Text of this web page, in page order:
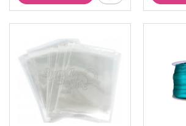
Eclair - Macarons
Pungi celofan
Candybar - Catering
Alte ambalaje
DECORARE
Pasta de zahar - Icing
Decoratiuni din zahar